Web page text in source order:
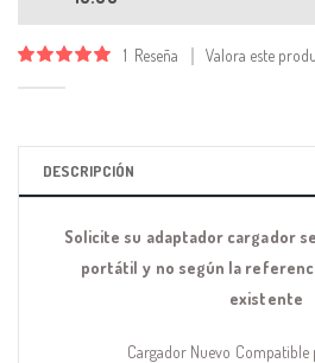
Valoración:
1 Reseña Valora este
DESCRIPCIÓN
Solicite su adaptador cargador
portátil y no según la
existente
Cargador Nuevo Compatible